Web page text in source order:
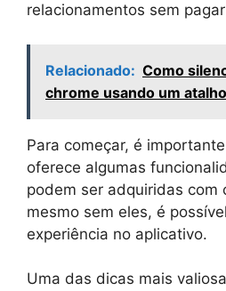
relacionamentos sem
Relacionado: Como
chrome usando um
Para começar, é
oferece algumas
podem ser adquiridas com
mesmo sem eles, é
experiência no aplicativo.
Uma das dicas mais